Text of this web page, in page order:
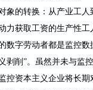
象的转换：从产业工
力获取工资的生产性
数字劳动者都是监控
剥削”。虽然并未与监
控资本主义企业将长